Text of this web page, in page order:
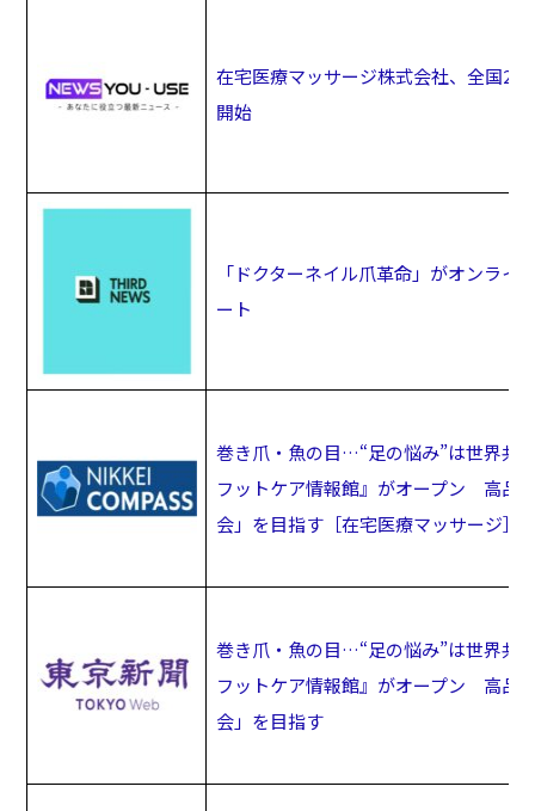
在宅医療マッサージ株式会社、全国
開始
「ドクターネイル爪革命」がオンラ
ート
巻き爪・魚の目…“足の悩み”は世界共
フットケア情報館』がオープン 高品
会」を目指す［在宅医療マッサージ］
巻き爪・魚の目…“足の悩み”は世界共
フットケア情報館』がオープン 高品
会」を目指す